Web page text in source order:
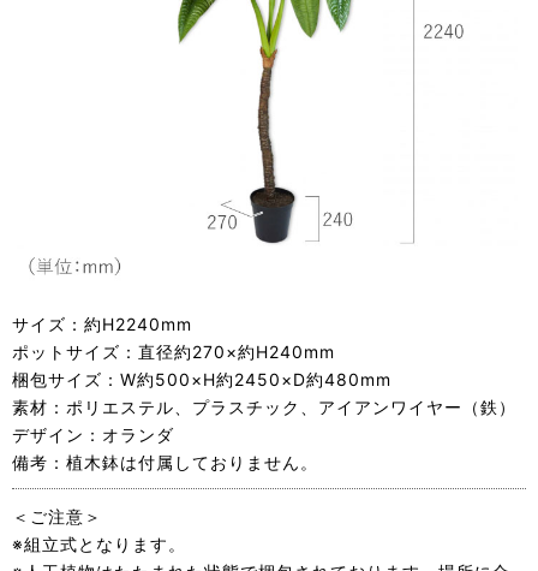
サイズ：約H2240mm
ポットサイズ：直径約270×約H240mm
梱包サイズ：W約500×H約2450×D約480mm
素材：ポリエステル、プラスチック、アイアンワイヤー（鉄）
デザイン：オランダ
備考：植木鉢は付属しておりません。
＜ご注意＞
※組立式となります。